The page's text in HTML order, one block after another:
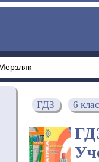
ГДЗ 6